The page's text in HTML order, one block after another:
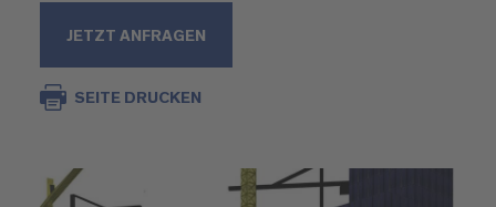
JETZT ANFRAGEN
SEITE DRUCKEN